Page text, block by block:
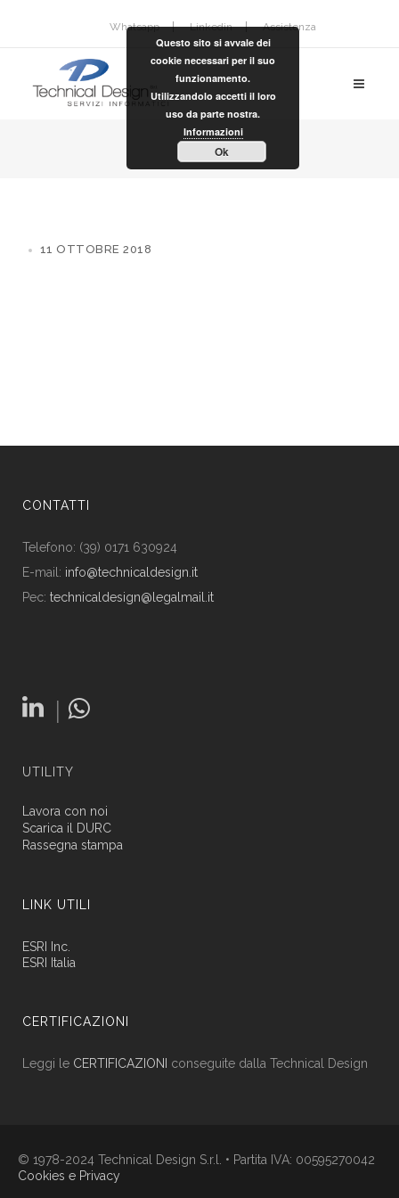
Whatsapp Linkedin Assistenza
11 OTTOBRE 2018
CONTATTI
Telefono: (39) 0171 630924
E-mail: info@technicaldesign.it
Pec: technicaldesign@legalmail.it
|
UTILITY
Lavora con noi
Scarica il DURC
Rassegna stampa
LINK UTILI
ESRI Inc.
ESRI Italia
CERTIFICAZIONI
Leggi le CERTIFICAZIONI conseguite dalla Technical Design
© 1978-2024 Technical Design S.r.l. • Partita IVA: 00595270042
Cookies e Privacy
Questo sito si avvale dei
cookie necessari per il suo
funzionamento.
Utilizzandolo accetti il loro
uso da parte nostra.
Informazioni
Ok